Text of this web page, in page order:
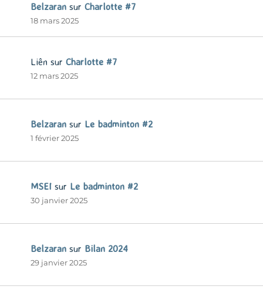
Belzaran sur Charlotte #7
18 mars 2025
Liên sur Charlotte #7
12 mars 2025
Belzaran sur Le badminton #2
1 février 2025
MSEI sur Le badminton #2
30 janvier 2025
Belzaran sur Bilan 2024
29 janvier 2025